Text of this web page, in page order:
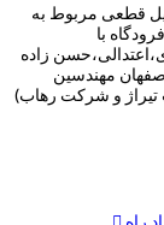
قطعی مربوط به
با
زاده
مهندسین
تیراژ و شرکت رهاب)